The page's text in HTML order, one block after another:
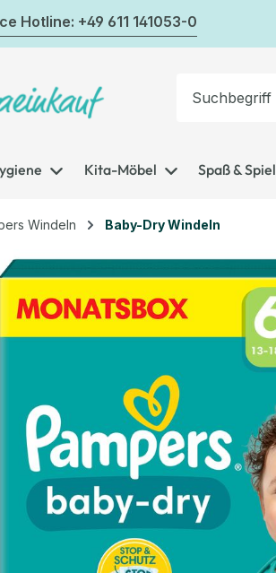
Hotline: +49 611 141053-0
Kita-Möbel Spaß & Spiel
Windeln Baby-Dry Windeln